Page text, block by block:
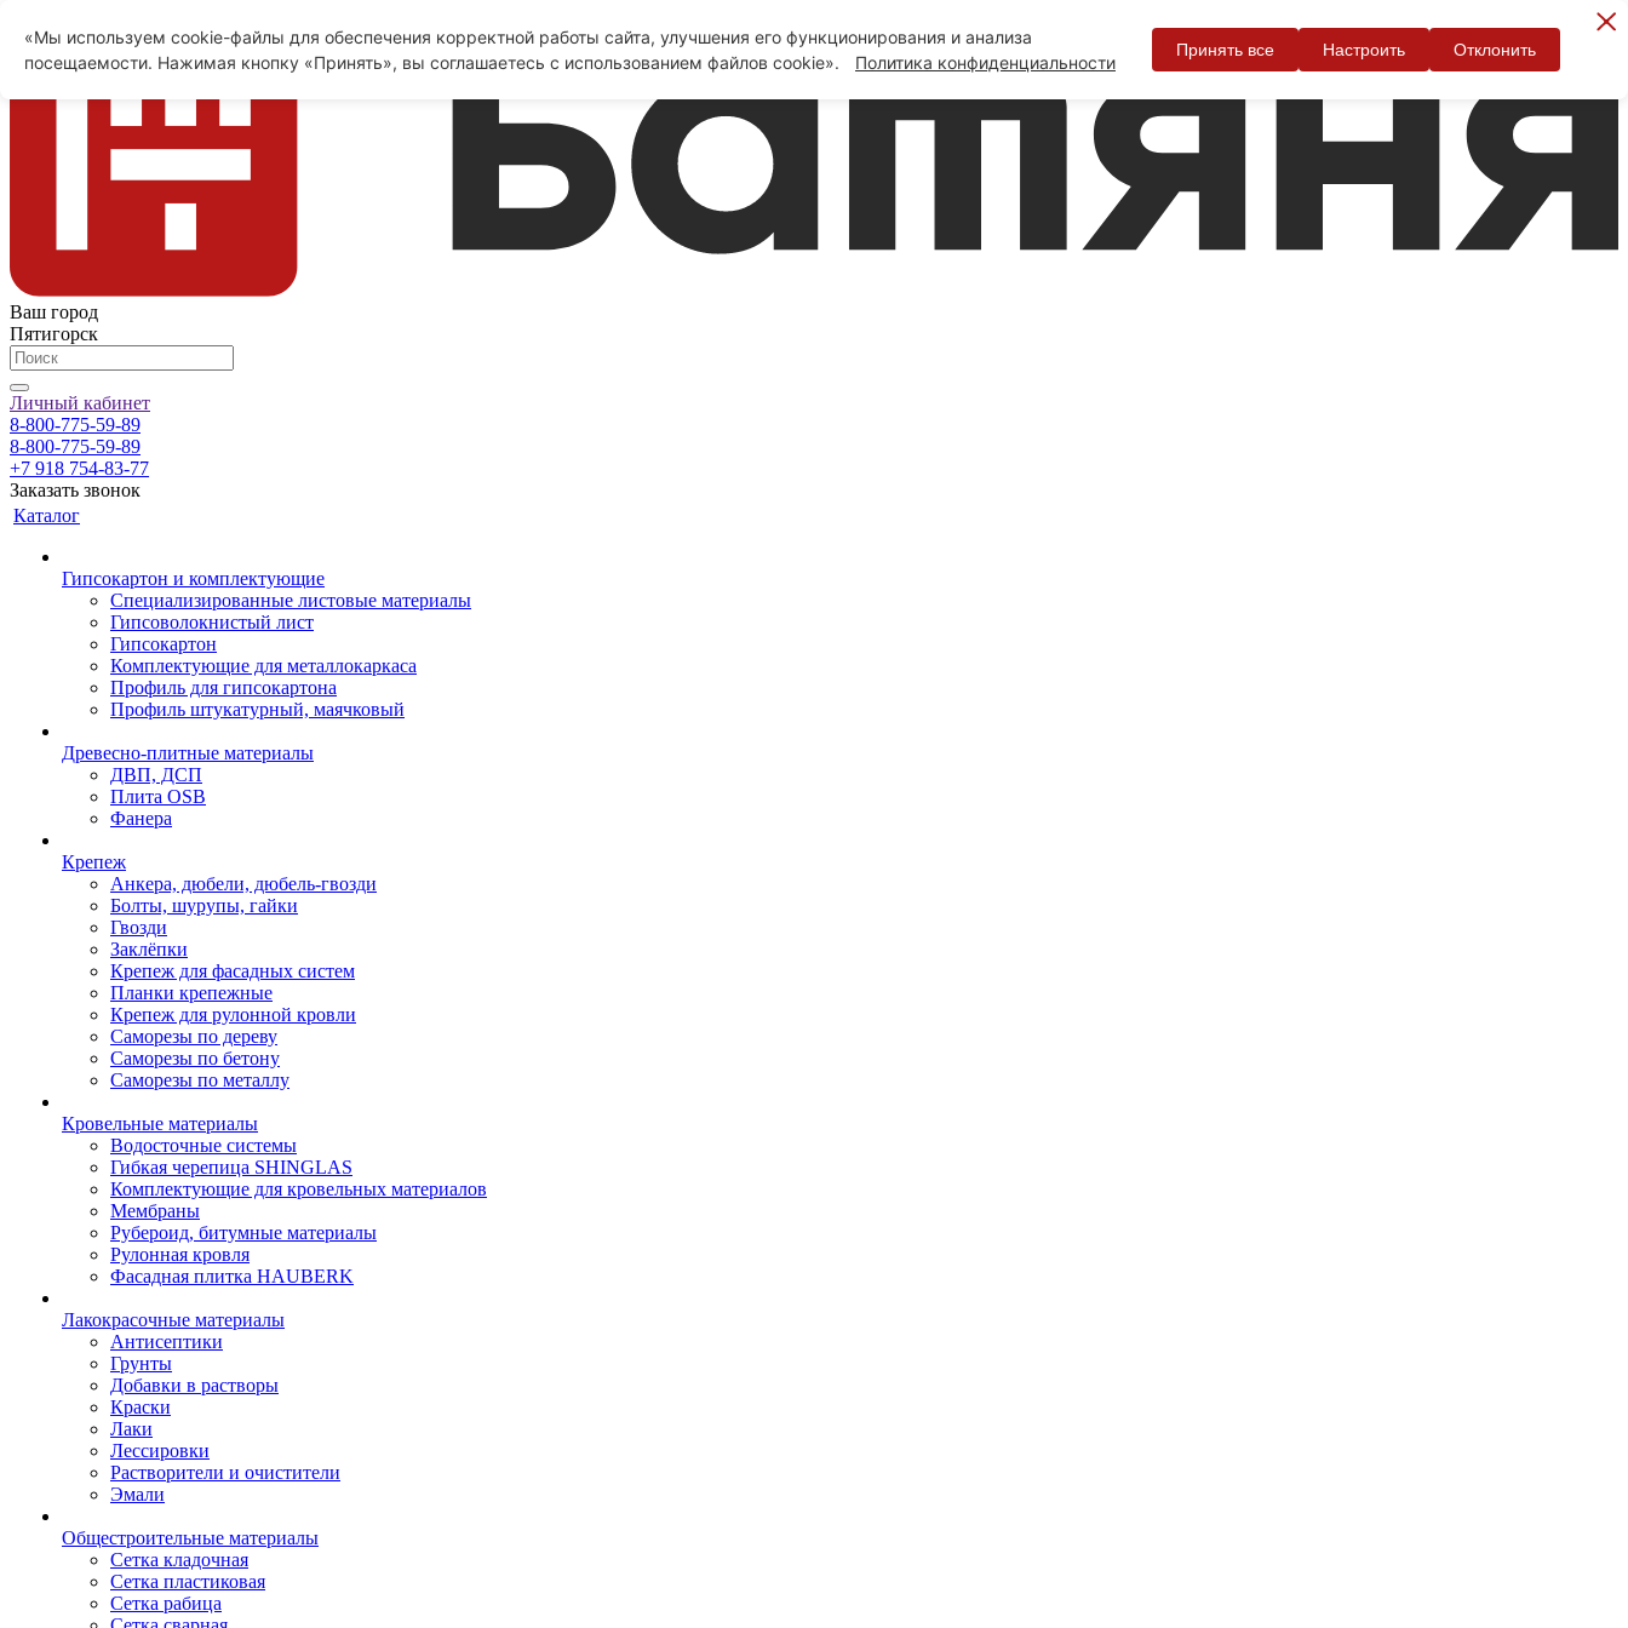
Ваш город
Пятигорск
Личный кабинет
8-800-775-59-89
8-800-775-59-89
+7 918 754-83-77
Заказать звонок
Каталог
Гипсокартон и комплектующие
Специализированные листовые материалы
Гипсоволокнистый лист
Гипсокартон
Комплектующие для металлокаркаса
Профиль для гипсокартона
Профиль штукатурный, маячковый
Древесно-плитные материалы
ДВП, ДСП
Плита OSB
Фанера
Крепеж
Анкера, дюбели, дюбель-гвозди
Болты, шурупы, гайки
Гвозди
Заклёпки
Крепеж для фасадных систем
Планки крепежные
Крепеж для рулонной кровли
Саморезы по дереву
Саморезы по бетону
Саморезы по металлу
Кровельные материалы
Водосточные системы
Гибкая черепица SHINGLAS
Комплектующие для кровельных материалов
Мембраны
Рубероид, битумные материалы
Рулонная кровля
Фасадная плитка HAUBERK
Лакокрасочные материалы
Антисептики
Грунты
Добавки в растворы
Краски
Лаки
Лессировки
Растворители и очистители
Эмали
Общестроительные материалы
Сетка кладочная
Сетка пластиковая
Сетка рабица
«Мы используем cookie-файлы для обеспечения корректной работы сайта, улучшения его функционирования и анализа
посещаемости. Нажимая кнопку «Принять», вы соглашаетесь с использованием файлов cookie».
Политика конфиденциальности
Принять все Настроить Отклонить